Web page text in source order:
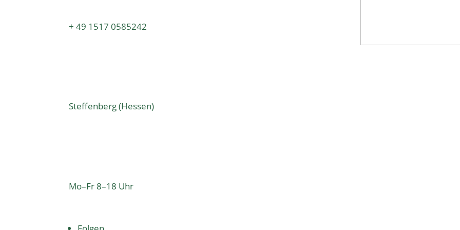
+ 49 1517 0585242
Steffenberg (Hessen)
Mo–Fr 8–18 Uhr